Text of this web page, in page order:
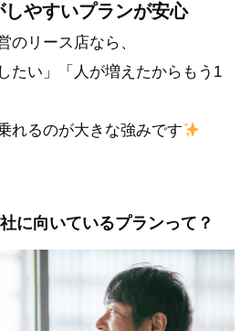
やすいプランが安心
のリース店なら、
たい」「人が増えたからもう1
れるのが大きな強みです
に向いているプランって？